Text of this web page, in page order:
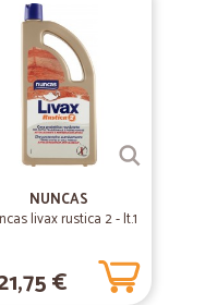
supermercati per
file alla cassa. E'
prezzi convenienti. E'
alimentati. Il nostro
NUNCAS
livax rustica 2 - lt.1
€